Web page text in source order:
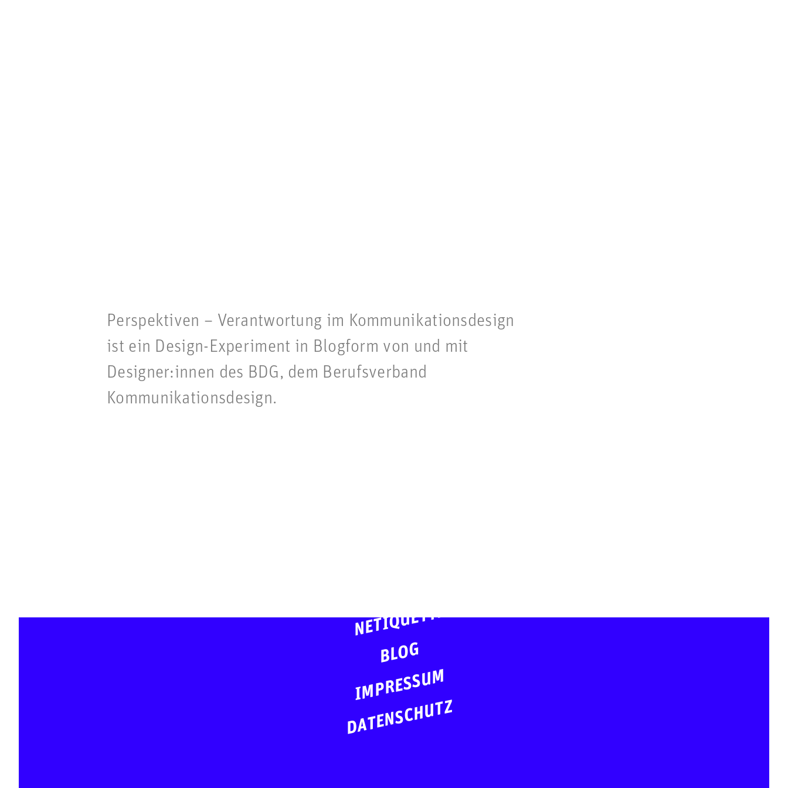
Perspektiven – Verantwortung im Kommunikationsdesign
ist ein Design-Experiment in Blogform von und mit
Designer:innen des BDG, dem Berufsverband
Kommunikationsdesign.
NETIQUETTE
BLOG
IMPRESSUM
DATENSCHUTZ